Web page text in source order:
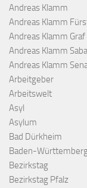
Andreas Klamm
Andreas Klamm
Andreas Klamm
Andreas Klamm
Andreas Klamm
Arbeitgeber
Arbeitswelt
Asyl
Asylum
Bad Dürkheim
Baden-
Bezirkstag
Bezirkstag Pfalz